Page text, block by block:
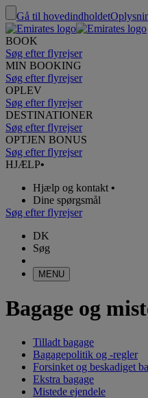
Gå til hovedindholdet
BOOK
Søg efter flyrejser
MIN BOOKING
Søg efter flyrejser
OPLEV
Søg efter flyrejser
DESTINATIONER
Søg efter flyrejser
OPTJEN BONUS
Søg efter flyrejser
HJÆLP•
Hjælp og kontakt •
Dine spørgsmål
Søg efter flyrejser
DK
Søg
MENU
Bagage og
Tilladt bagage
Bagagepolitik og -regler
Forsinket og beskadiget
Ekstra bagage
Mistede ejendele